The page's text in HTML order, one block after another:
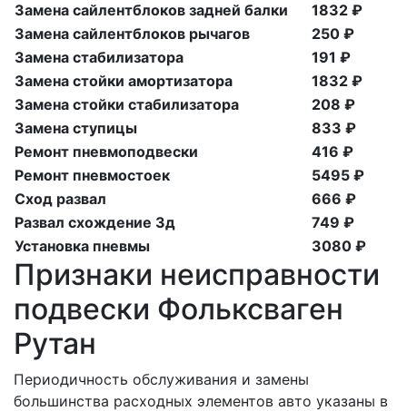
Замена сайлентблоков задней балки
1832 ₽
Замена сайлентблоков рычагов
250 ₽
Замена стабилизатора
191 ₽
Замена стойки амортизатора
1832 ₽
Замена стойки стабилизатора
208 ₽
Замена ступицы
833 ₽
Ремонт пневмоподвески
416 ₽
Ремонт пневмостоек
5495 ₽
Сход развал
666 ₽
Развал схождение 3д
749 ₽
Установка пневмы
3080 ₽
Признаки неисправности
подвески Фольксваген
Рутан
Периодичность обслуживания и замены
большинства расходных элементов авто указаны в